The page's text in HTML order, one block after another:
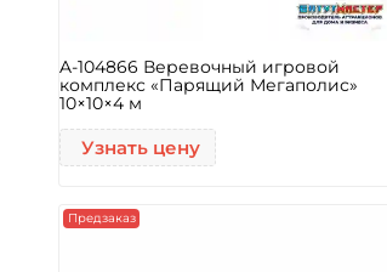
A-104866 Веревочный игровой
комплекс «Парящий Мегаполис»
10×10×4 м
Узнать цену
Предзаказ